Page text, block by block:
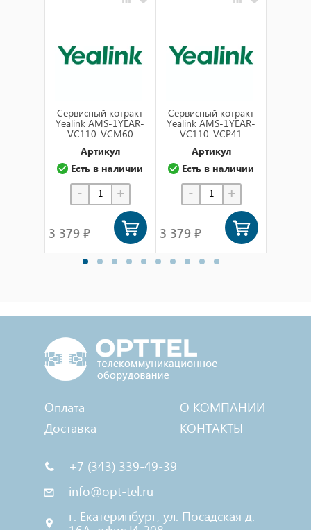
Cервисный котракт
Yealink AMS-1YEAR-
VC110-VCM60
Артикул
Есть в наличии
- +
3 379 ₽
Cервисный котракт
Yealink AMS-1YEAR-
VC110-VCP41
Артикул
Есть в наличии
- +
3 379 ₽
Оплата
Доставка
О КОМПАНИИ
КОНТАКТЫ
+7 (343) 339-49-39
info@opt-tel.ru
г. Екатеринбург, ул. Посадская д.